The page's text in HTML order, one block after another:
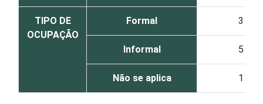
TIPO DE
OCUPAÇÃO
Formal 3
Informal 5
Não se aplica 1